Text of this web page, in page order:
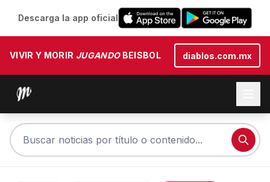
Descarga la app oficial
VIVIR Y MORIR JUGANDOBEISBOL diablos.com.mx